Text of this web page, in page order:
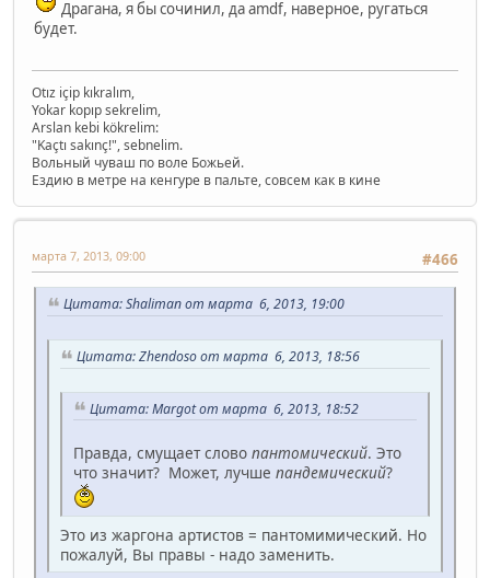
Драгана, я бы сочинил, да amdf, наверное, ругаться
будет.
Otız içip kıkralım,
Yokar kopıp sekrelim,
Arslan kebi kökrelim:
"Kaçtı sakınç!", sebnelim.
Вольный чуваш по воле Божьей.
Ездию в метре на кенгуре в пальте, совсем как в кине
#466
марта 7, 2013, 09:00
Цитата: Shaliman от марта 6, 2013, 19:00
Цитата: Zhendoso от марта 6, 2013, 18:56
Цитата: Margot от марта 6, 2013, 18:52
Правда, смущает слово пантомический. Это
что значит? Может, лучше пандемический?
Это из жаргона артистов = пантомимический. Но
пожалуй, Вы правы - надо заменить.